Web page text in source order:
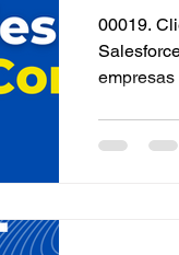
00019.
empresas